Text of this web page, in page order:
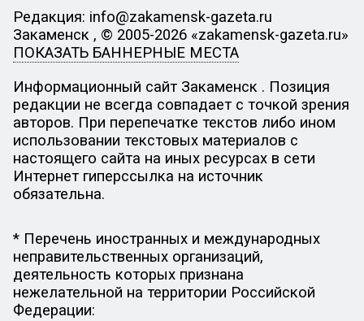
Редакция: info@zakamensk-gazeta.ru
Закаменск , © 2005-2026 «zakamensk-gazeta.ru»
ПОКАЗАТЬ БАННЕРНЫЕ МЕСТА
Информационный сайт Закаменск . Позиция
редакции не всегда совпадает с точкой зрения
авторов. При перепечатке текстов либо ином
использовании текстовых материалов с
настоящего сайта на иных ресурсах в сети
Интернет гиперссылка на источник
обязательна.
* Перечень иностранных и международных
неправительственных организаций,
деятельность которых признана
нежелательной на территории Российской
Федерации: